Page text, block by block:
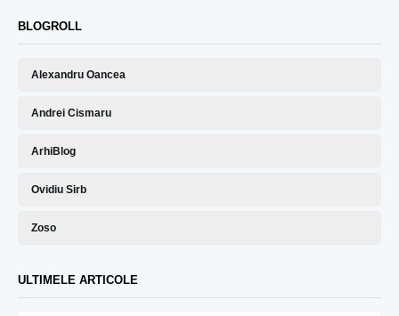
BLOGROLL
Alexandru Oancea
Andrei Cismaru
ArhiBlog
Ovidiu Sirb
Zoso
ULTIMELE ARTICOLE